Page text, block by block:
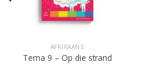
AFRIKAANS
Tema 9 – Op die strand